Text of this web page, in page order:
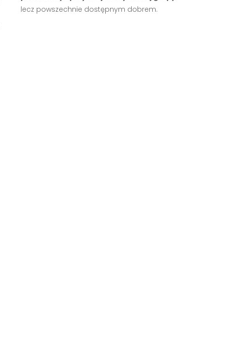
lecz powszechnie dostępnym dobrem.